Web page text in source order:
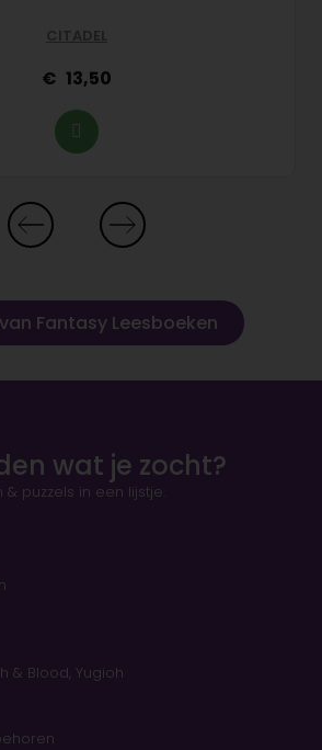
CITADEL
13,50
Fantasy Leesboeken
wat je zocht?
puzzels in een lijstje.
& Blood, Yugioh